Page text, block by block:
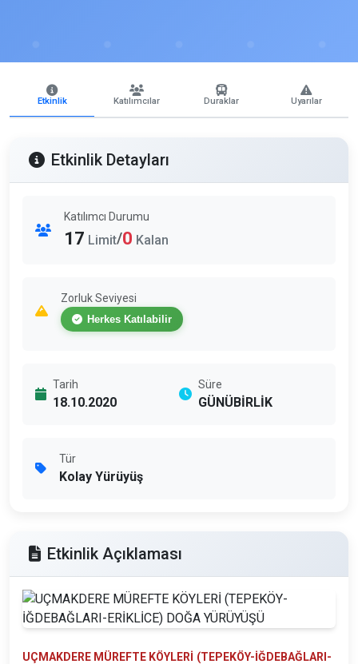
Etkinlik Katılımcılar Duraklar Uyarılar
Etkinlik Detayları
Katılımcı Durumu
17 Limit/0 Kalan
Zorluk Seviyesi
Herkes Katılabilir
Tarih
18.10.2020
Süre
GÜNÜBİRLİK
Tür
Kolay Yürüyüş
Etkinlik Açıklaması
UÇMAKDERE MÜREFTE KÖYLERİ (TEPEKÖY-İĞDEBAĞLARI-